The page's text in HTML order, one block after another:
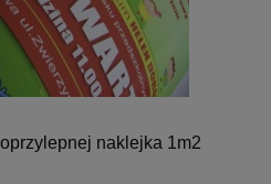
naklejka 1m2